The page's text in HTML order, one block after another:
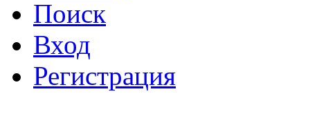
Поиск
Вход
Регистрация